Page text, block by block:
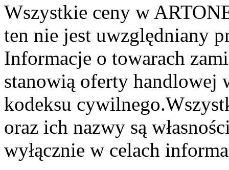
Wszystkie ceny w
ten nie jest uwzględniany
Informacje o towarach
stanowią oferty
kodeksu
oraz ich nazwy są
wyłącznie w celach